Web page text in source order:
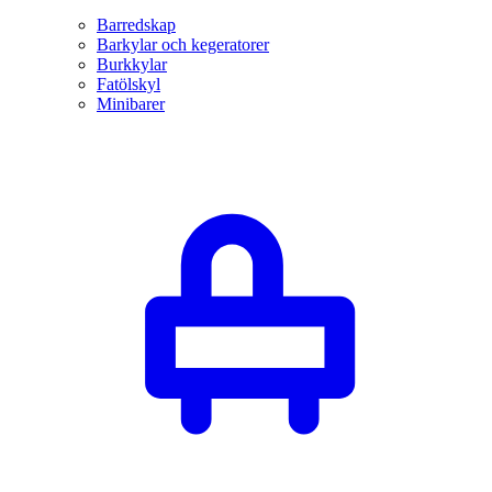
Barredskap
Barkylar och kegeratorer
Burkkylar
Fatölskyl
Minibarer